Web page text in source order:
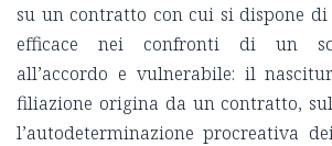
su un contratto con cui si dispone
efficace nei confronti di un
all’accordo e vulnerabile: il
filiazione origina da un contratto,
l’autodeterminazione procreativa